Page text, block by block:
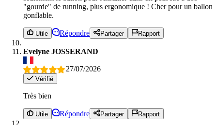
"gourde" de running, plus ergonomique ! Cher pour un ballon
gonflable.
Utile Répondre Partager Rapport
Evelyne JOSSERAND
27/07/2026
Vérifié
Très bien
Utile Répondre Partager Rapport